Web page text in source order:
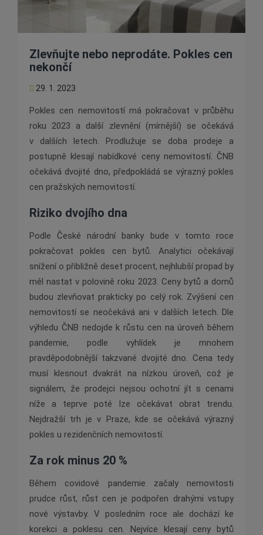
Zlevňujte nebo neprodáte. Pokles cen
nekončí
29. 1. 2023
Pokles cen nemovitostí má pokračovat v průběhu
roku 2023 a další zlevnění (mírnější) se očekává
v dalších letech. Prodlužuje se doba prodeje a
postupně klesají nabídkové ceny nemovitostí. ČNB
očekává dvojité dno, předpokládá se výrazný pokles
cen pražských nemovitostí.
Riziko dvojího dna
Podle České národní banky bude v tomto roce
pokračovat pokles cen bytů. Analytici očekávají
snížení o přibližně deset procent, nejhlubší propad by
měl nastat v polovině roku 2023. Ceny bytů a domů
budou zlevňovat prakticky po celý rok. Zvýšení cen
nemovitostí se neočekává ani v dalších letech. Dle
výhledu ČNB nedojde k růstu cen na úroveň během
pandemie, podle vyhlídek je mnohem
pravděpodobnější takzvané dvojité dno. Cena tedy
musí klesnout dvakrát na nízkou úroveň, což je
signálem, že prodejci nejsou ochotní jít s cenami
níže a teprve poté lze očekávat obrat trendu.
Nejdražší trh je v Praze, kde se očekává výrazný
pokles u rezidenčních nemovitostí.
Za rok minus 20 %
Během covidové pandemie začaly nemovitosti
prudce růst, růst cen je podpořen drahými vstupy
nové výstavby. V posledním roce ale dochází ke
korekci a poklesu cen. Nejvíce klesají ceny bytů